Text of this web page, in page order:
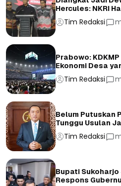
Hercules: NKRI
Tim Redaksi
Prabowo:
Ekonomi Desa
Tim Redaksi
Belum Putuskan
Tunggu Usulan
Tim Redaksi
Bupati Sukoharjo
Respons